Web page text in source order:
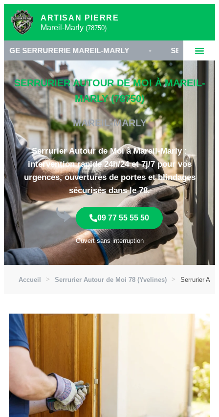
ARTISAN PIERRE
Mareil-Marly (78750)
MAREIL-MARLY • SERRURIER 78750
SERRURIER AUTOUR DE MOI À MAREIL-
MARLY (78750)
MAREIL-MARLY
Serrurier Autour de Moi à Mareil-Marly :
intervention rapide 24h/24 et 7j/7 pour vos
urgences, ouvertures de portes et blindages
sécurisés dans le 78.
09 77 55 55 50
Ouvert sans interruption
Accueil Serrurier Autour de Moi 78 (Yvelines) Serrurier